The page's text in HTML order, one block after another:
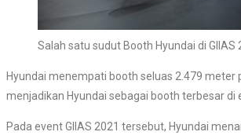
Salah satu sudut Booth Hyundai di GIIAS
Hyundai menempati booth seluas 2.479 meter
menjadikan Hyundai sebagai booth terbesar di
Pada event GIIAS 2021 tersebut, Hyundai